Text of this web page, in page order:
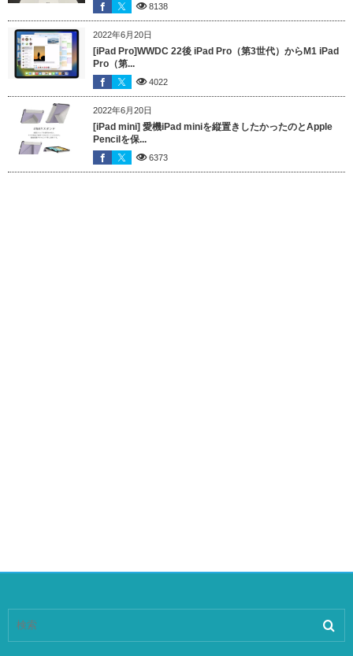
8138
2022年6月20日
[iPad Pro]WWDC 22後 iPad Pro（第3世代）からM1 iPad
Pro（第...
4022
2022年6月20日
[iPad mini] 愛機iPad miniを縦置きしたかったのとApple
Pencilを保...
6373